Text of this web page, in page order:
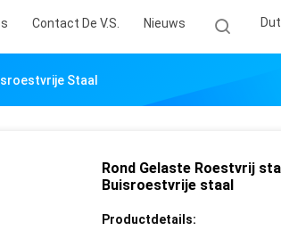
Contact De V.S. Nieuws
Staal
Rond Gelaste Roestvrij
Buisroestvrije staal
Productdetails: